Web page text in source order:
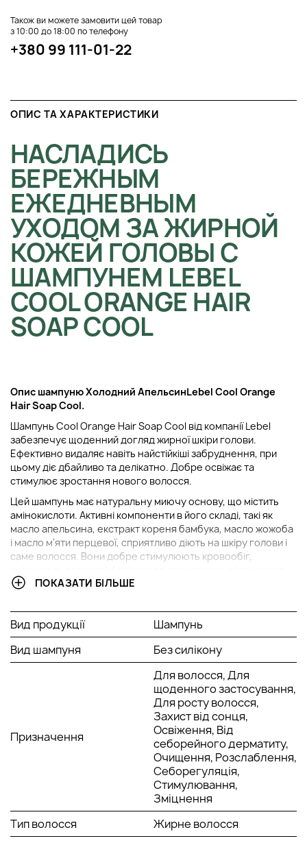
Також ви можете замовити цей товар
з 10:00 до 18:00 по телефону
+380 99 111-01-22
ОПИС ТА ХАРАКТЕРИСТИКИ
НАСЛАДИСЬ
БЕРЕЖНЫМ
ЕЖЕДНЕВНЫМ
УХОДОМ ЗА ЖИРНОЙ
КОЖЕЙ ГОЛОВЫ С
ШАМПУНЕМ LEBEL
COOL ORANGE HAIR
SOAP COOL
Опис шампуню Холодний АпельсинLebel Cool Orange
Hair Soap Cool.
Шампунь Cool Orange Hair Soap Cool від компанії Lebel
забезпечує щоденний догляд жирної шкіри голови.
Ефективно видаляє навіть найстійкіші забруднення, при
цьому діє дбайливо та делікатно. Добре освіжає та
стимулює зростання нового волосся.
Цей шампунь має натуральну миючу основу, що містить
амінокислоти. Активні компоненти в його складі, такі як
масло апельсина, екстракт кореня бамбука, масло жожоба
і масло м'яти перцевої, сприятливо діють на шкіру голови і
саме волосся. Вони добре стимулюють кровообіг,
волосся. Шампунь запобігає вбиранню волоссям
У чому переваги
шампуню Холодний Апельсин
Orange Hair Soap Cool?
Щоденний догляд для жирної шкіри голови.
Дбайливо і м'яко очищає шкіру голови та волосся.
Видаляє стійкі забруднення.
Стимулює зростання нового волосся.
Нанесіть невелику кількість шампуню Cool Orange Hair
Soap Cool від компанії Lebel (5-10 мл для волосся середньої
довжини) на вологе волосся. Добре помасажуйте. Змийте
теплою водою. Повторіть процедуру.
ПОКАЗАТИ БІЛЬШЕ
Вид продукції
Шампунь
Вид шампуня
Без силікону
Призначення
Для волосся, Для
щоденного застосування,
Для росту волосся,
Захист від сонця,
Освіження, Від
себорейного дерматиту,
Очищення, Розслаблення,
Себорегуляція,
Стимулювання,
Зміцнення
Тип волосся
Жирне волосся